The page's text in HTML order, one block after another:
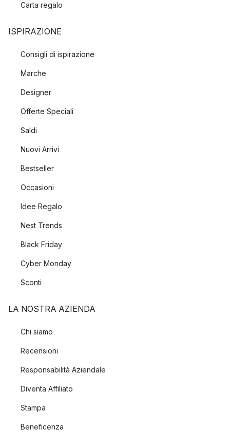
Carta regalo
ISPIRAZIONE
Consigli di ispirazione
Marche
Designer
Offerte Speciali
Saldi
Nuovi Arrivi
Bestseller
Occasioni
Idee Regalo
Nest Trends
Black Friday
Cyber Monday
Sconti
LA NOSTRA AZIENDA
Chi siamo
Recensioni
Responsabilità Aziendale
Diventa Affiliato
Stampa
Beneficenza